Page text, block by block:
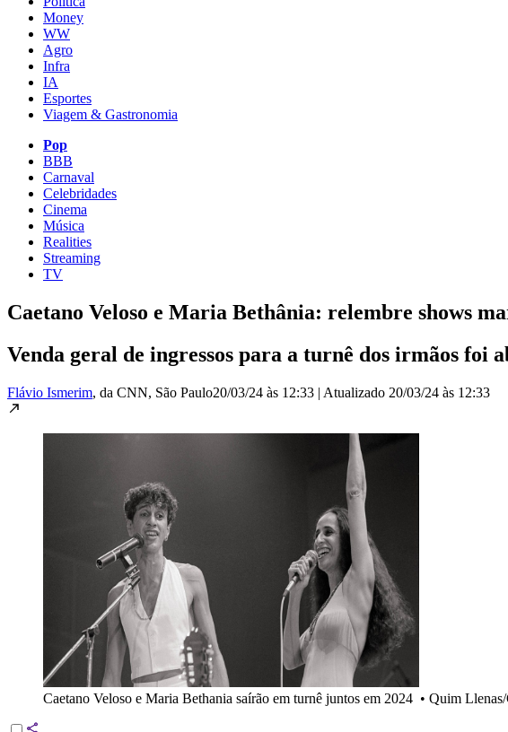
Money
WW
Agro
Infra
IA
Esportes
Viagem & Gastronomia
Pop
BBB
Carnaval
Celebridades
Cinema
Música
Realities
Streaming
TV
Caetano Veloso e Maria Bethânia: relembre shows
Venda geral de ingressos para a turnê dos irmãos foi
Flávio Ismerim, da CNN, São Paulo20/03/24 às 12:33 | Atualizado 20/03/24 às 12:33
Caetano Veloso e Maria Bethania saírão em turnê juntos em 2024 • Quim